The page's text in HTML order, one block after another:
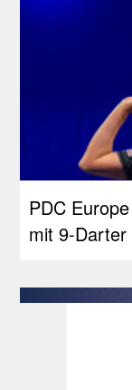
PDC
mit 9-Darter